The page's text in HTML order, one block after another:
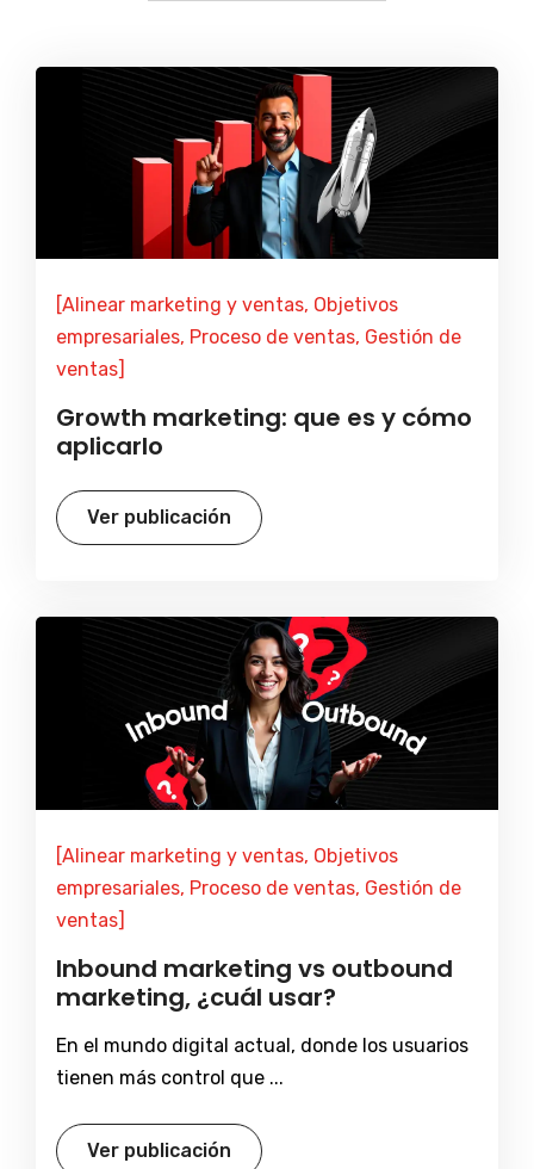
[Alinear marketing y ventas, Objetivos
empresariales, Proceso de ventas, Gestión de
ventas]
Growth marketing: que es y cómo
aplicarlo
Ver publicación
[Alinear marketing y ventas, Objetivos
empresariales, Proceso de ventas, Gestión de
ventas]
Inbound marketing vs outbound
marketing, ¿cuál usar?
En el mundo digital actual, donde los usuarios
tienen más control que ...
Ver publicación